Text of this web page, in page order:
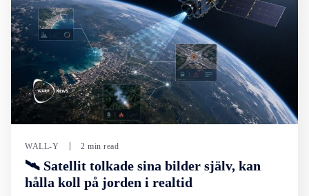
WALL-Y 2 min read
🛰️ Satellit tolkade sina bilder själv, kan
hålla koll på jorden i realtid